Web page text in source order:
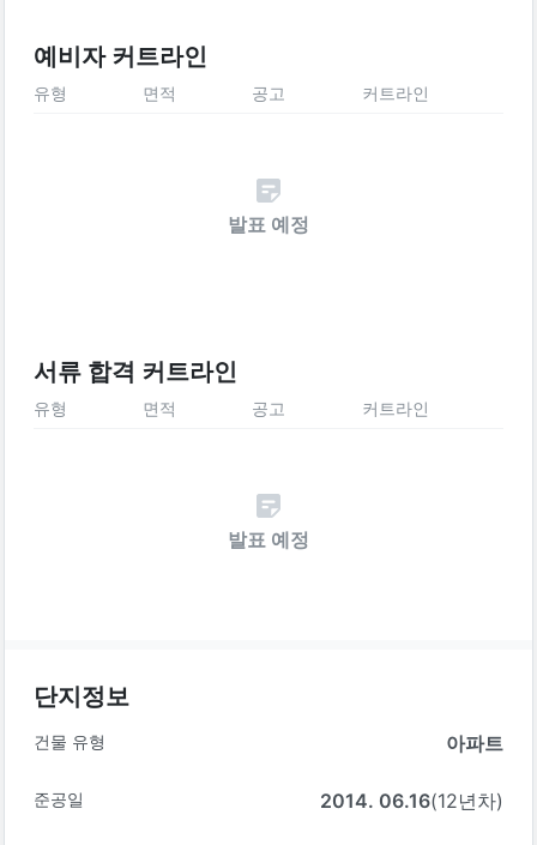
예비자 커트라인
유형 면적 공고 커트라인
발표 예정
서류 합격 커트라인
유형 면적 공고 커트라인
발표 예정
단지정보
건물 유형 아파트
준공일 2014. 06.16(12년차)